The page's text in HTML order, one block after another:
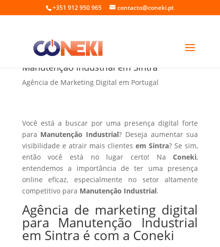
+351 912 950 965 contacto@coneki.pt
Agência de marketing digital para
Manutenção Industrial em Sintra
Agência de Marketing Digital em Portugal
Você está a buscar por uma presença digital forte
para Manutenção Industrial? Deseja aumentar sua
visibilidade e atrair mais clientesem Sintra? Se sim,
então você está no lugar certo! NaConeki,
entendemos a importância de ter uma presença
online eficaz, especialmente no setor altamente
competitivo para Manutenção Industrial.
Agência de marketing digital
para Manutenção Industrial
em Sintra é com a Coneki